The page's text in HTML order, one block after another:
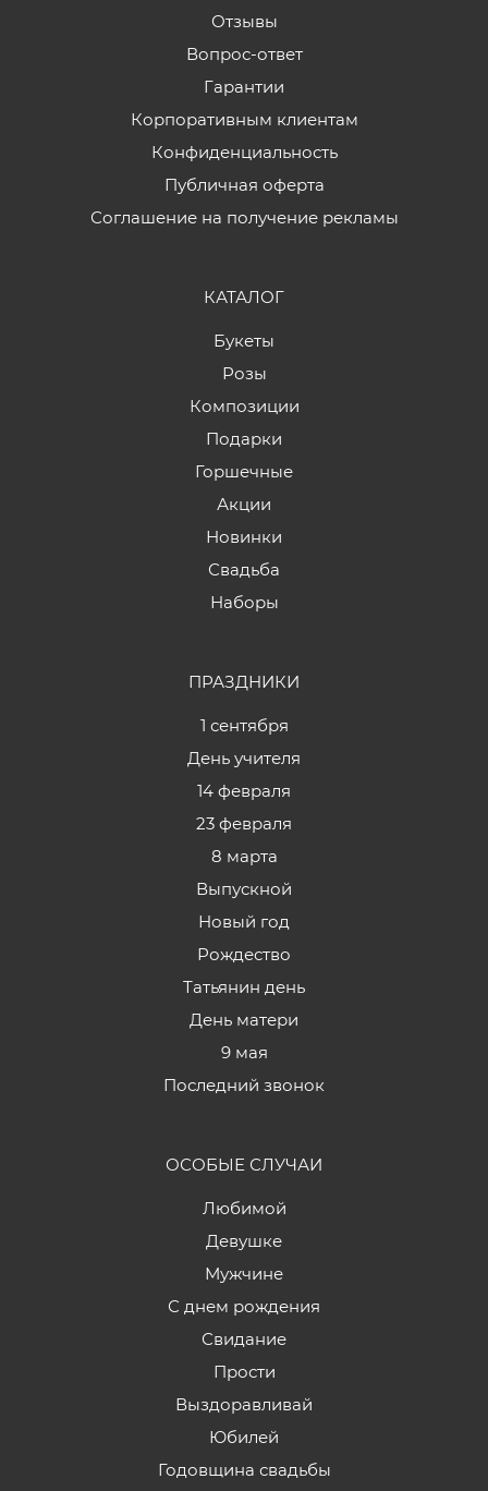
Отзывы
Вопрос-ответ
Гарантии
Корпоративным клиентам
Конфиденциальность
Публичная оферта
Соглашение на получение рекламы
КАТАЛОГ
Букеты
Розы
Композиции
Подарки
Горшечные
Акции
Новинки
Свадьба
Наборы
ПРАЗДНИКИ
1 сентября
День учителя
14 февраля
23 февраля
8 марта
Выпускной
Новый год
Рождество
Татьянин день
День матери
9 мая
Последний звонок
ОСОБЫЕ СЛУЧАИ
Любимой
Девушке
Мужчине
С днем рождения
Свидание
Прости
Выздоравливай
Юбилей
Годовщина свадьбы